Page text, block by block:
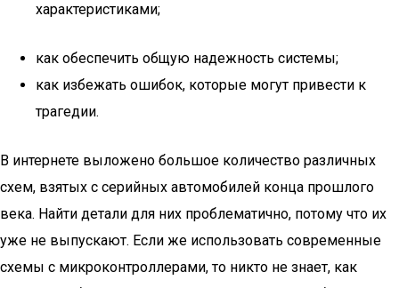
характеристиками;
как обеспечить общую надежность системы;
как избежать ошибок, которые могут привести к
трагедии.
В интернете выложено большое количество различных
схем, взятых с серийных автомобилей конца прошлого
века. Найти детали для них проблематично, потому что их
уже не выпускают. Если же использовать современные
схемы с микроконтроллерами, то никто не знает, как